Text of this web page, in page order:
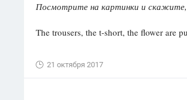
Посмотрите на картинки и
The trousers, the t-short, the flower are
21 октября 2017